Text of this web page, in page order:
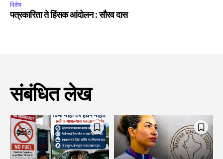
विशेष
पत्रकारिता ते हिंसक आंदोलन : सौरव दास
संबंधित लेख